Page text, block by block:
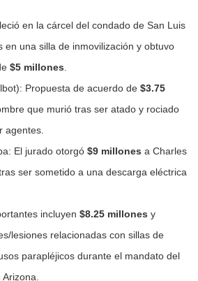
en la cárcel del condado de San Luis
en una silla de inmovilización y obtuvo
$5 millones
Propuesta de acuerdo de $3.75
que murió tras ser atado y rociado
agentes.
El jurado otorgó $9 millones a Charles
ser sometido a una descarga eléctrica
incluyen $8.25 millones y
lesiones relacionadas con sillas de
parapléjicos durante el mandato del